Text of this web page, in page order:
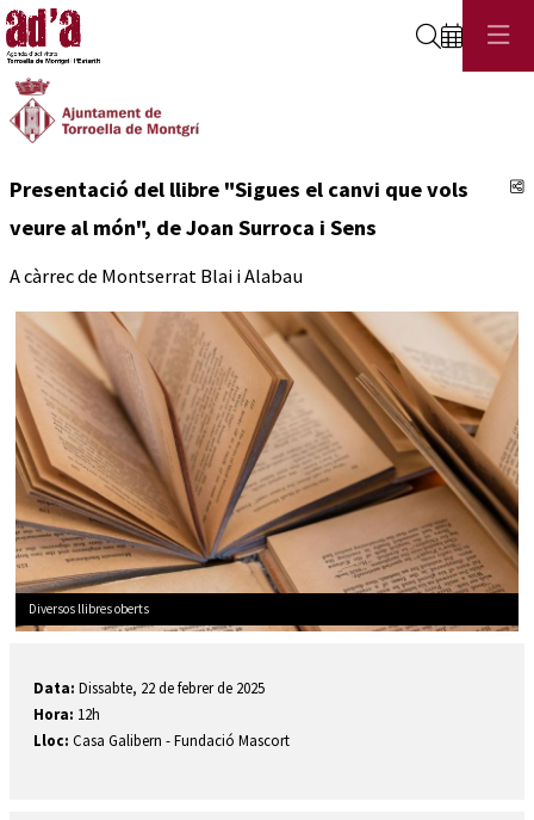
Cerca
Presentació del llibre "Sigues el canvi que vols
veure al món", de Joan Surroca i Sens
A càrrec de Montserrat Blai i Alabau
Diversos llibres oberts
Data: Dissabte, 22 de febrer de 2025
Hora: 12h
Lloc: Casa Galibern - Fundació Mascort